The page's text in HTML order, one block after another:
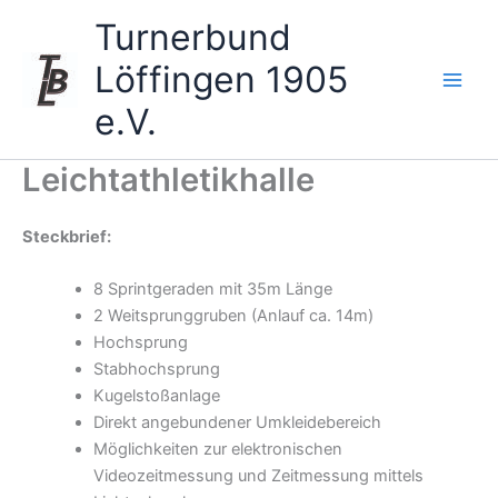
springen
Turnerbund
Löffingen 1905
e.V.
Leichtathletikhalle
Steckbrief:
8 Sprintgeraden mit 35m Länge
2 Weitsprunggruben (Anlauf ca. 14m)
Hochsprung
Stabhochsprung
Kugelstoßanlage
Direkt angebundener Umkleidebereich
Möglichkeiten zur elektronischen
Videozeitmessung und Zeitmessung mittels